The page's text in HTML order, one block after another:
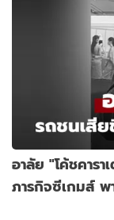
อาลัย "โค้ชคาร
ภารกิจซีเกมส์